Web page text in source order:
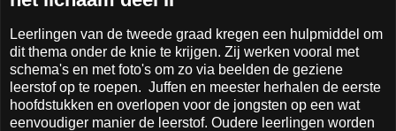
Leerlingen van de tweede graad kregen een hulpmiddel om
dit thema onder de knie te krijgen. Zij werken vooral met
schema's en met foto's om zo via beelden de geziene
leerstof op te roepen. Juffen en meester herhalen de eerste
hoofdstukken en overlopen voor de jongsten op een wat
eenvoudiger manier de leerstof. Oudere leerlingen worden